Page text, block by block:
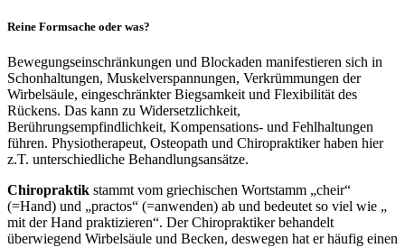
Reine Formsache oder was?
Bewegungseinschränkungen und Blockaden manifestieren sich in
Schonhaltungen, Muskelverspannungen, Verkrümmungen der
Wirbelsäule, eingeschränkter Biegsamkeit und Flexibilität des
Rückens. Das kann zu Widersetzlichkeit,
Berührungsempfindlichkeit, Kompensations- und Fehlhaltungen
führen. Physiotherapeut, Osteopath und Chiropraktiker haben hier
z.T. unterschiedliche Behandlungsansätze.
Chiropraktik stammt vom griechischen Wortstamm „cheir“
(=Hand) und „practos“ (=anwenden) ab und bedeutet so viel wie „
mit der Hand praktizieren“. Der Chiropraktiker behandelt
überwiegend Wirbelsäule und Becken, deswegen hat er häufig einen